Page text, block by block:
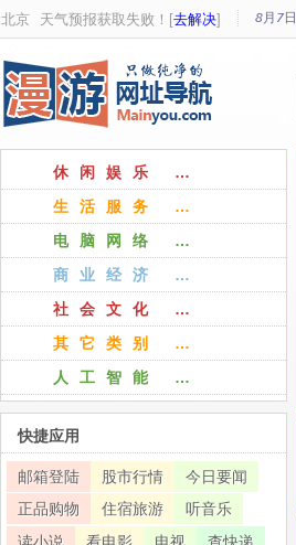
北京 天气预报获取失败！[去解决] 8月7日
休闲娱乐 …
生活服务 …
电脑网络 …
商业经济 …
社会文化 …
其它类别 …
人工智能 …
快捷应用
邮箱登陆 股市行情
今日要闻
正品购物
住宿旅游
听音乐
读小说
看电影 电视 查快递